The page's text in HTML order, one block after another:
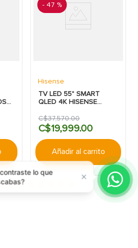
- 47 %
Hisense
TV LED 55" SMART
QLED 4K HISENSE
C$37,570.00
C$19,999.00
Añadir al carrito
lo que